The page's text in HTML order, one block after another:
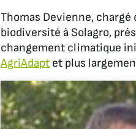
Thomas Devienne,
biodiversité à Solagro,
changement climatique
AgriAdapt et plus